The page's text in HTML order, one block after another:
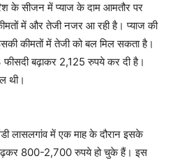
के सीजन में प्याज के दाम आमतौर पर
में और तेजी नजर आ रही है। प्याज की
कीमतों में तेजी को बल मिल सकता है।
बढ़ाकर 2,125 रुपये कर दी है।
थी।
लासलगांव में एक माह के दौरान इसके
800-2,700 रुपये हो चुके हैं। इस